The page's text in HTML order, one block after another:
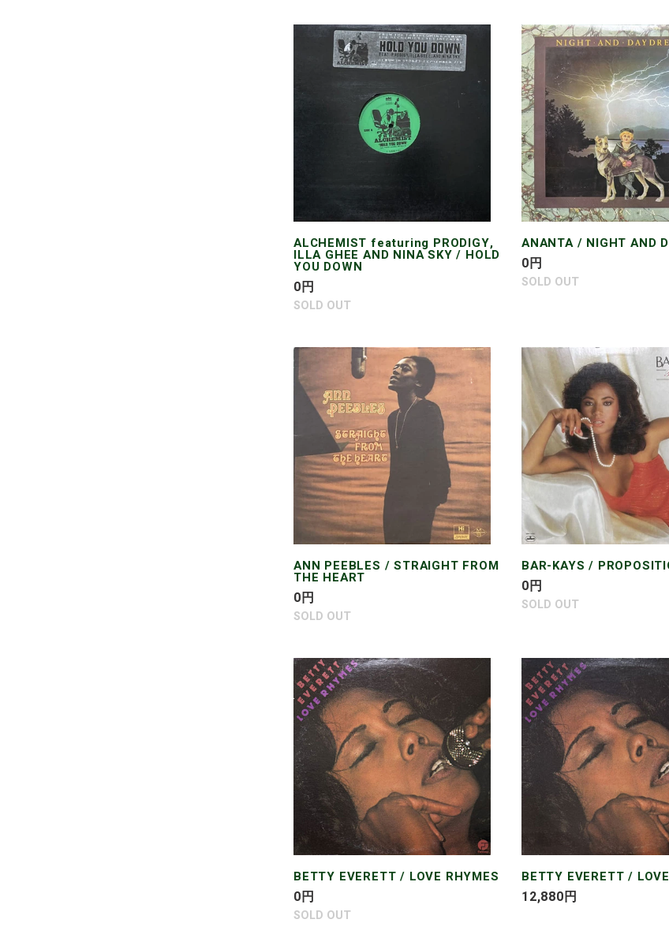
格
格
ALCHEMIST
featuring
PRODIGY,
YOU
DOWN
ALCHEMIST featuring PRODIGY,
ILLA GHEE AND NINA SKY / HOLD
YOU DOWN
通
常
格
0円
SOLD OUT
ANANTA
/
NIGHT
AND
DAYDREAM
ANANTA / NIGHT AND
通
常
0円
SOLD OUT
PEEBLES
STRAIGHT
FROM
HEART
ANN PEEBLES / STRAIGHT FROM
THE HEART
通
常
格
0円
SOLD OUT
BAR-
KAYS
PROPOSITIONS
BAR-KAYS /
通
常
0円
SOLD OUT
BETTY
EVERETT
LOVE
RHYMES
BETTY EVERETT / LOVE RHYMES
通
常
0円
SOLD OUT
BETTY
EVERETT
/
LOVE
RHYMES
BETTY EVERETT /
通
12,880円